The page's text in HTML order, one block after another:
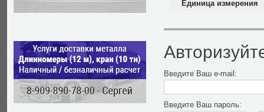
Единица измерения
Введите Ваш e-mail:
Введите Ваш пароль: